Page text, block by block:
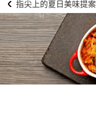
指尖上的夏日美味提案